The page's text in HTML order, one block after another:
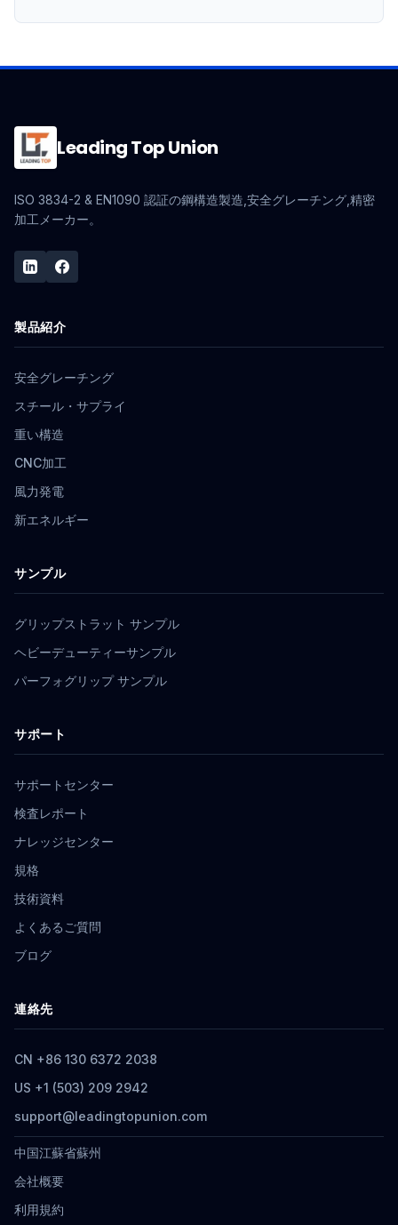
Leading Top Union
ISO 3834-2 & EN1090 認証の鋼構造製造,安全グレーチング,精密
加工メーカー。
製品紹介
安全グレーチング
スチール・サプライ
重い構造
CNC加工
風力発電
新エネルギー
サンプル
グリップストラット サンプル
ヘビーデューティーサンプル
パーフォグリップ サンプル
サポート
サポートセンター
検査レポート
ナレッジセンター
規格
技術資料
よくあるご質問
ブログ
連絡先
CN +86 130 6372 2038
US +1 (503) 209 2942
support@leadingtopunion.com
中国江蘇省蘇州
会社概要
利用規約